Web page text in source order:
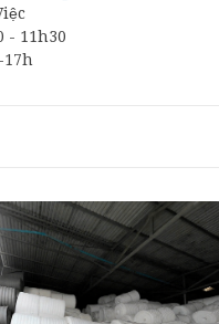
- 11h30
17h